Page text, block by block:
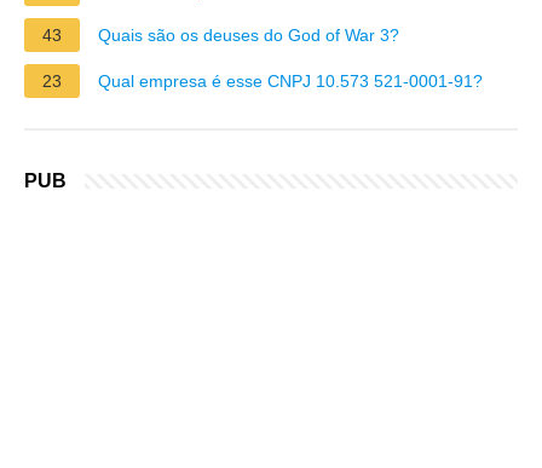
43 Quais são os deuses do God of War 3?
23 Qual empresa é esse CNPJ 10.573 521-0001-91?
PUB